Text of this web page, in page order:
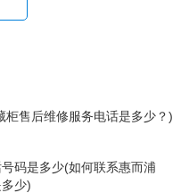
售后维修服务电话是多少？)
码是多少(如何联系惠而浦
少)